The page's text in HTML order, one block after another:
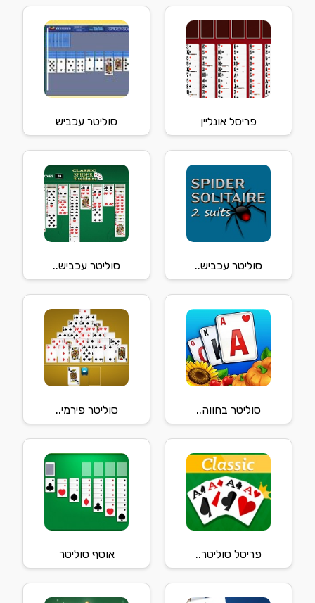
פריסל אונליין סוליטר עכביש
סוליטר עכביש.. סוליטר עכביש..
סוליטר בחווה.. סוליטר פירמי..
פריסל סוליטר.. אוסף סוליטר